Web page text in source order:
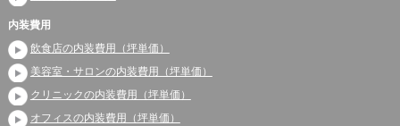
内装費用
飲食店の内装費用（坪単価）
美容室・サロンの内装費用（坪単価）
クリニックの内装費用（坪単価）
オフィスの内装費用（坪単価）